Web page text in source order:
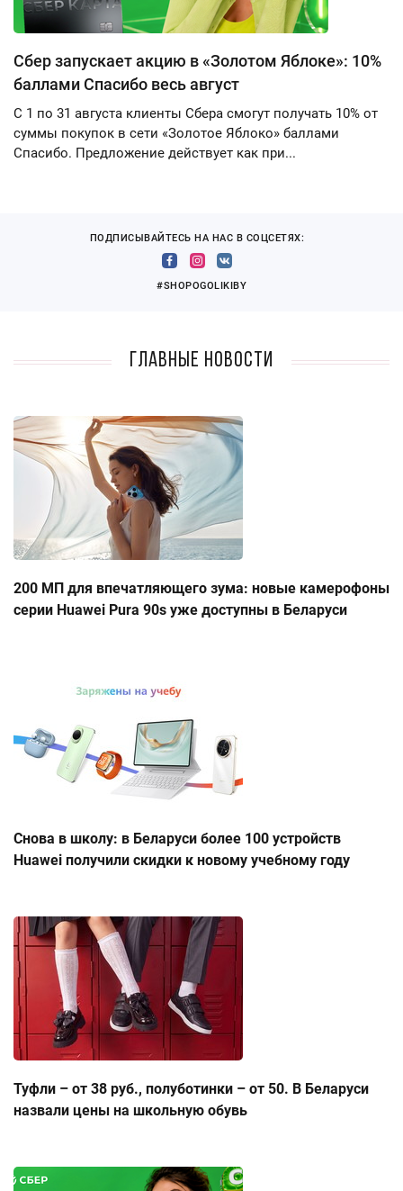
Сбер запускает акцию в «Золотом Яблоке»: 10%
баллами Спасибо весь август
С 1 по 31 августа клиенты Сбера смогут получать 10% от
суммы покупок в сети «Золотое Яблоко» баллами
Спасибо. Предложение действует как при...
ПОДПИСЫВАЙТЕСЬ НА НАС В СОЦСЕТЯХ:
#SHOPOGOLIKIBY
Главные новости
200 МП для впечатляющего зума: новые камерофоны
серии Huawei Pura 90s уже доступны в Беларуси
Снова в школу: в Беларуси более 100 устройств
Huawei получили скидки к новому учебному году
Туфли – от 38 руб., полуботинки – от 50. В Беларуси
назвали цены на школьную обувь